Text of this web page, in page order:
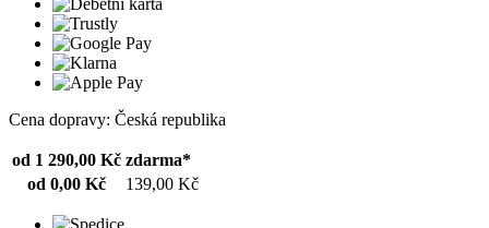
Cena dopravy: Česká republika
od 1 290,00 Kč zdarma*
od 0,00 Kč
139,00 Kč